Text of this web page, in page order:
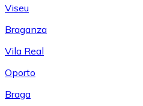
Viseu
Braganza
Vila Real
Oporto
Braga